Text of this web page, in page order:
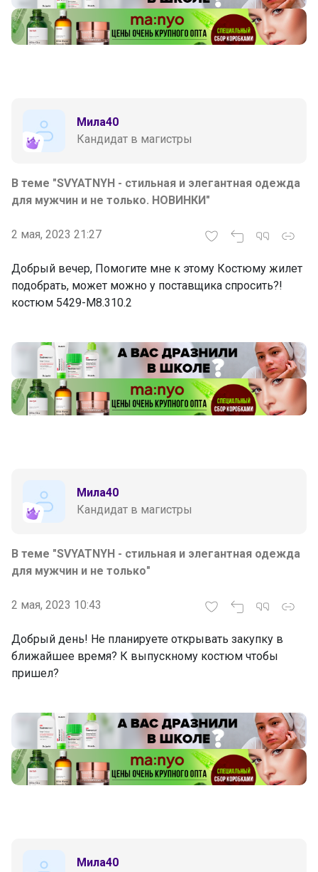
Мила40
Кандидат в магистры
В теме "SVYATNYH - стильная и элегантная одежда
для мужчин и не только. НОВИНКИ"
2 мая, 2023 21:27
Добрый вечер, Помогите мне к этому Костюму жилет
подобрать, может можно у поставщика спросить?!
костюм 5429-М8.310.2
Мила40
Кандидат в магистры
В теме "SVYATNYH - стильная и элегантная одежда
для мужчин и не только"
2 мая, 2023 10:43
Добрый день! Не планируете открывать закупку в
ближайшее время? К выпускному костюм чтобы
пришел?
Мила40